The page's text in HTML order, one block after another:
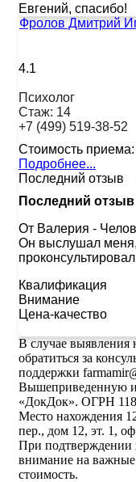
Евгений, спасибо!
Фролов Дмитрий
4.1
Психолог
Стаж: 14
+7 (499) 519-38-52
Стоимость приема:
Подробнее...
Последний отзыв
Последний отзыв
От Валерия -
Он выслушал
Квалификация
Внимание
Цена-качество
В случае выявления
обратиться за
поддержки
Вышеприведенную
«ДокДок». ОГРН
Место нахождения
пер., дом 12, эт. 1,
При
внимание на важные
стоимость.